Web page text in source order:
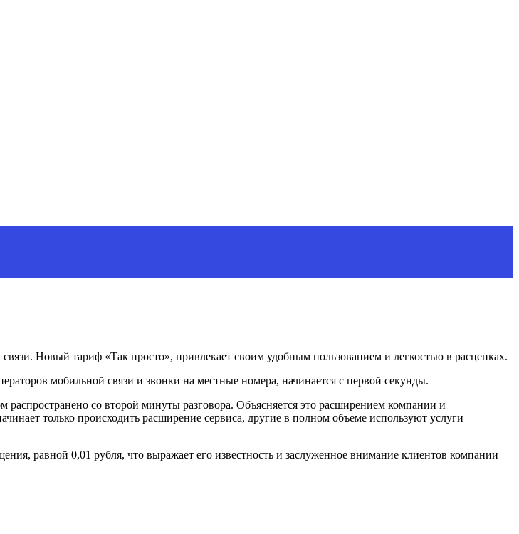
Новый тариф «Так просто», привлекает своим удобным пользованием и легкостью в расценках.
мобильной связи и звонки на местные номера, начинается с первой секунды.
со второй минуты разговора. Объясняется это расширением компании и
только происходить расширение сервиса, другие в полном объеме используют услуги
равной 0,01 рубля, что выражает его известность и заслуженное внимание клиентов компании